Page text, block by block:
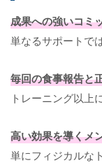
成果への強いコミ
単なるサポートで
毎回の食事報告と
トレーニング以上
高い効果を導くメ
単にフィジカルな